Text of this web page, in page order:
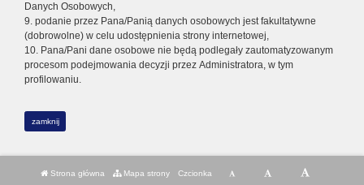
Danych Osobowych,
9. podanie przez Pana/Panią danych osobowych jest fakultatywne
(dobrowolne) w celu udostępnienia strony internetowej,
10. Pana/Pani dane osobowe nie będą podlegały zautomatyzowanym
procesom podejmowania decyzji przez Administratora, w tym
profilowaniu.
zamknij
Strona główna Mapa strony Czcionka